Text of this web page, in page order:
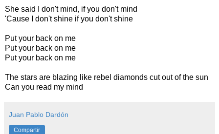
She said I don't mind, if you don't mind
'Cause I don't shine if you don't shine
Put your back on me
Put your back on me
Put your back on me
The stars are blazing like rebel diamonds cut out of the sun
Can you read my mind
Juan Pablo Dardón
Compartir